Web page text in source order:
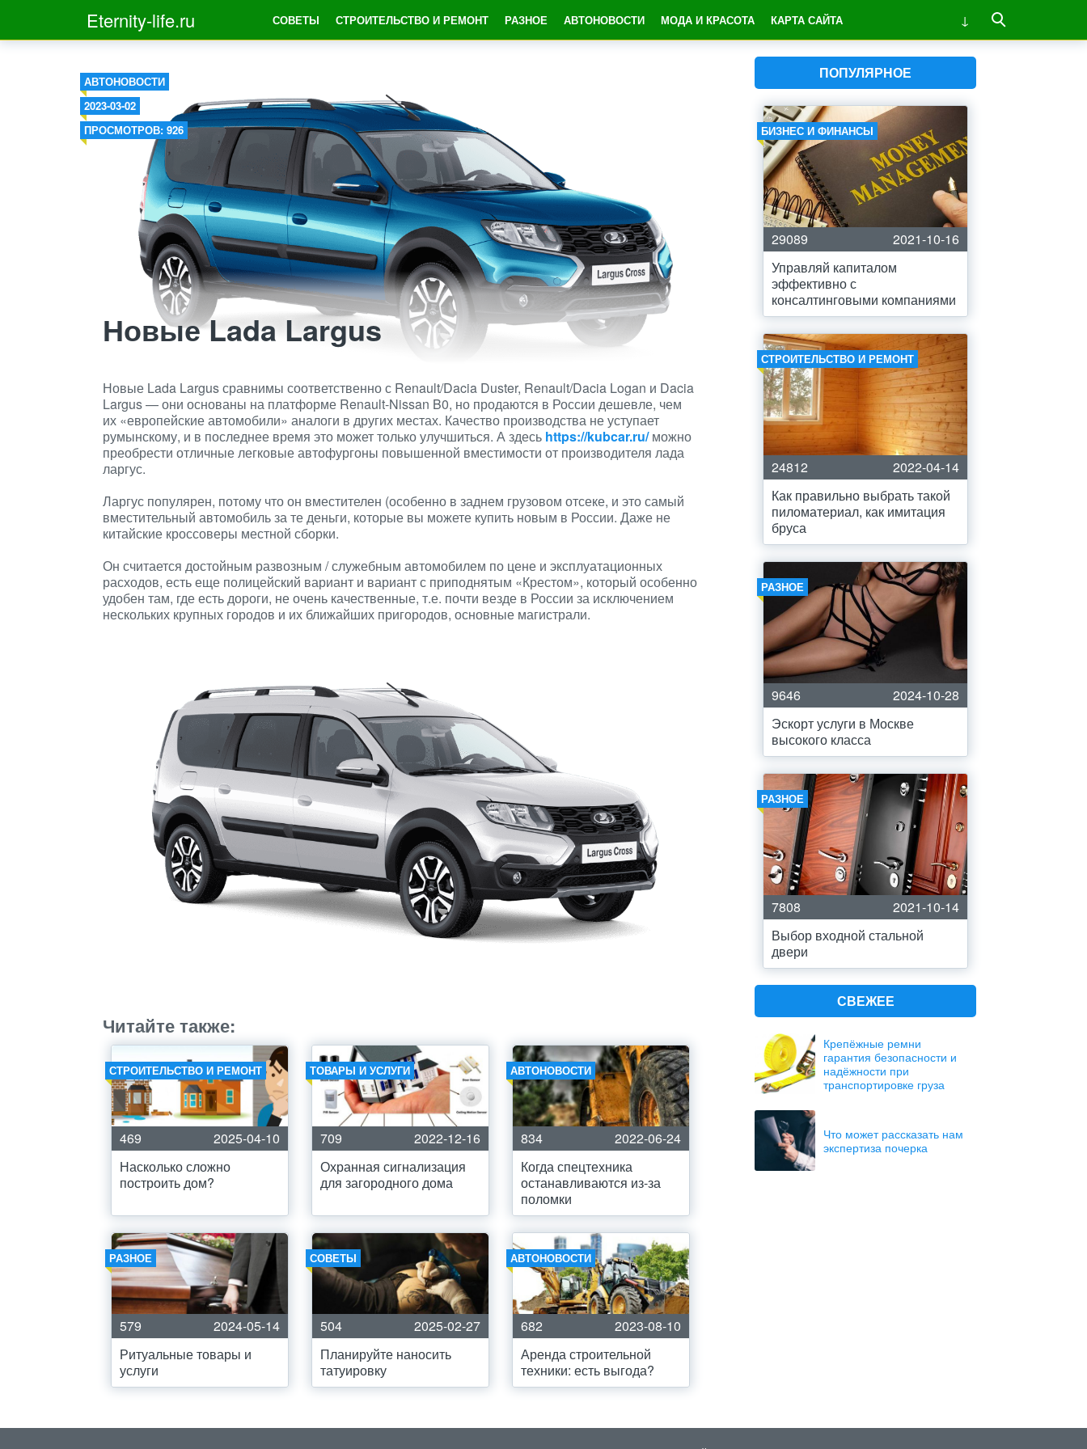
Eternity-life.ru СОВЕТЫ СТРОИТЕЛЬСТВО И РЕМОНТ РАЗНОЕ АВТОНОВОСТИ МОДА И КРАСОТА КАРТА САЙТА
АВТОНОВОСТИ
2023-03-02
ПРОСМОТРОВ: 926
Новые Lada Largus
Новые Lada Largus сравнимы соответственно с Renault/Dacia Duster, Renault/Dacia Logan и Dacia
Largus — они основаны на платформе Renault-Nissan B0, но продаются в России дешевле, чем
их «европейские автомобили» аналоги в других местах. Качество производства не уступает
румынскому, и в последнее время это может только улучшиться. А здесь https://kubcar.ru/можно
преобрести отличные легковые автофургоны повышенной вместимости от производителя лада
ларгус.
Ларгус популярен, потому что он вместителен ​​(особенно в заднем грузовом отсеке, и это самый
вместительный автомобиль за те деньги, которые вы можете купить новым в России. Даже не
китайские кроссоверы местной сборки.
Он считается достойным развозным / служебным автомобилем по цене и эксплуатационных
расходов, есть еще полицейский вариант и вариант с приподнятым «Крестом», который особенно
удобен там, где есть дороги, не очень качественные, т.е. почти везде в России за исключением
нескольких крупных городов и их ближайших пригородов, основные магистрали.
Читайте также:
СТРОИТЕЛЬСТВО И РЕМОНТ
469
2025-04-10
Насколько сложно
построить дом?
ТОВАРЫ И УСЛУГИ
709
2022-12-16
Охранная сигнализация
для загородного дома
АВТОНОВОСТИ
834
2022-06-24
Когда спецтехника
останавливаются из-за
поломки
РАЗНОЕ
579
2024-05-14
Ритуальные товары и
услуги
СОВЕТЫ
504
2025-02-27
Планируйте наносить
татуировку
АВТОНОВОСТИ
682
2023-08-10
Аренда строительной
техники: есть выгода?
ПОПУЛЯРНОЕ
БИЗНЕС И ФИНАНСЫ
29089
2021-10-16
Управляй капиталом
эффективно с
консалтинговыми компаниями
СТРОИТЕЛЬСТВО И РЕМОНТ
24812
2022-04-14
Как правильно выбрать такой
пиломатериал, как имитация
бруса
РАЗНОЕ
9646
2024-10-28
Эскорт услуги в Москве
высокого класса
РАЗНОЕ
7808
2021-10-14
Выбор входной стальной
двери
СВЕЖЕЕ
Крепёжные ремни
гарантия безопасности и
надёжности при
транспортировке груза
Что может рассказать нам
экспертиза почерка